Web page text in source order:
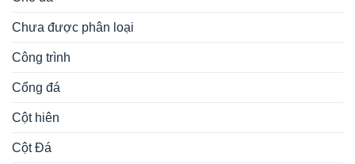
Chưa được phân loại
Công trình
Cổng đá
Cột hiên
Cột Đá